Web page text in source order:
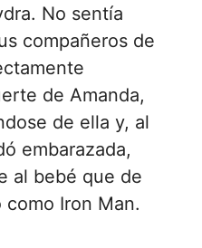
No sentía
compañeros de
de Amanda,
de ella y, al
embarazada,
al bebé que de
Iron Man.